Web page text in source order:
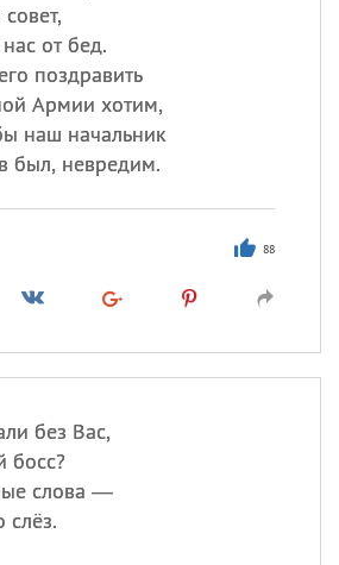
от бед.
поздравить
Армии хотим,
наш начальник
был, невредим.
88
без Вас,
слова —
Александр
Анна
Посмотреть значение
происхождение